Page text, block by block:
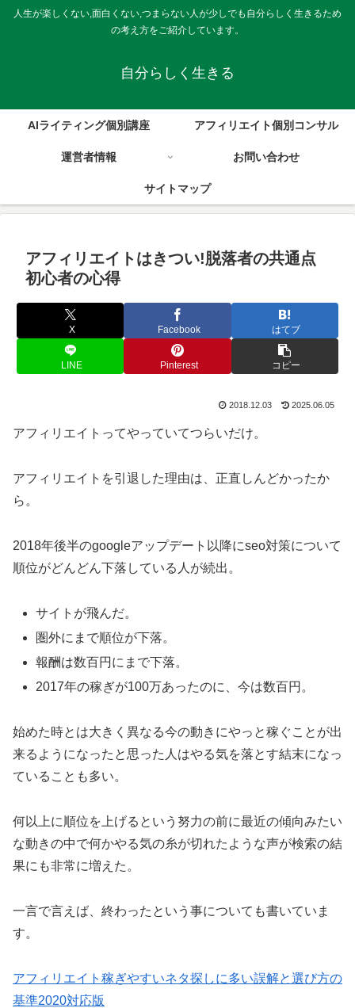
人生が楽しくない,面白くない,つまらない人が少しでも自分らしく生きるため
の考え方をご紹介しています。
自分らしく生きる
AIライティング個別講座 アフィリエイト個別コンサル
運営者情報 お問い合わせ
サイトマップ
アフィリエイトはきつい!脱落者の共通点
初心者の心得
X Facebook はてブ
LINE Pinterest コピー
2018.12.03 2025.06.05
アフィリエイトってやっていてつらいだけ。
アフィリエイトを引退した理由は、正直しんどかったか
ら。
2018年後半のgoogleアップデート以降にseo対策について
順位がどんどん下落している人が続出。
サイトが飛んだ。
圏外にまで順位が下落。
報酬は数百円にまで下落。
2017年の稼ぎが100万あったのに、今は数百円。
始めた時とは大きく異なる今の動きにやっと稼ぐことが出
来るようになったと思った人はやる気を落とす結末になっ
ていることも多い。
何以上に順位を上げるという努力の前に最近の傾向みたい
な動きの中で何かやる気の糸が切れたような声が検索の結
果にも非常に増えた。
一言で言えば、終わったという事についても書いていま
す。
アフィリエイト稼ぎやすいネタ探しに多い誤解と選び方の
基準2020対応版